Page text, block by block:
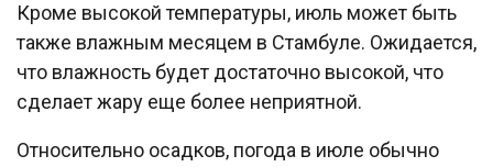
Кроме высокой температуры, июль может быть
также влажным месяцем в Стамбуле. Ожидается,
что влажность будет достаточно высокой, что
сделает жару еще более неприятной.
Относительно осадков, погода в июле обычно